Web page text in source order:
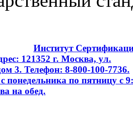
Институт
121352 г. Москва, ул.
3. Телефон: 8-800-100-7736.
понедельника по пятницу с
на обед.